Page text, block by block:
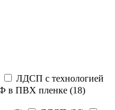
ЛДСП с технологией
в ПВХ пленке (18)